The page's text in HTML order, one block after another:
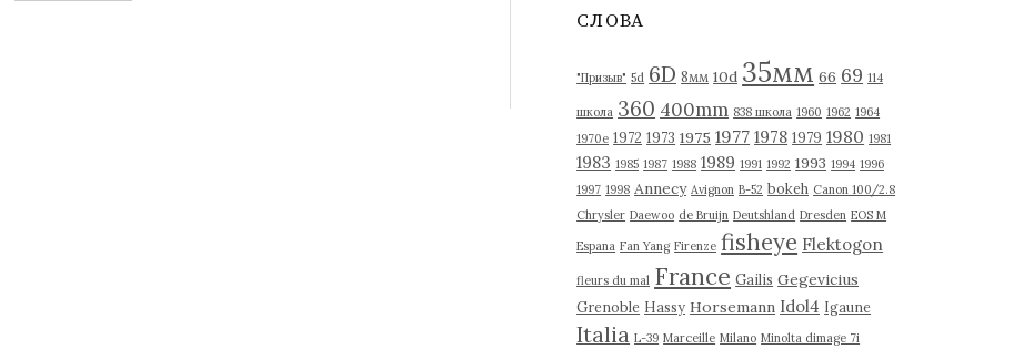
в
СЛОВА
"Призыв" 5d 6D 8мм 10d 35мм 66 69 114
школа 360 400mm 838 школа 1960 1962 1964
1970е 1972 1973 1975 1977 1978 1979 1980 1981
1983 1985 1987 1988 1989 1991 1992 1993 1994 1996
1997 1998 Annecy Avignon B-52 bokeh Canon 100/2.8
Chrysler Daewoo de Bruijn Deutshland Dresden EOS M
Espana Fan Yang Firenze fisheye Flektogon
fleurs du mal France Gailis Gegevicius
Grenoble Hassy Horsemann Idol4 Igaune
Italia L-39 Marceille Milano Minolta dimage 7i